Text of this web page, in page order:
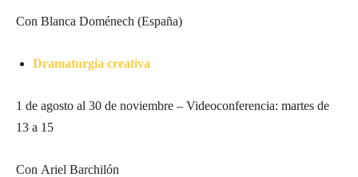
Con Blanca Doménech (España)
Dramaturgia creativa
1 de agosto al 30 de noviembre – Videoconferencia: martes de
13 a 15
Con Ariel Barchilón